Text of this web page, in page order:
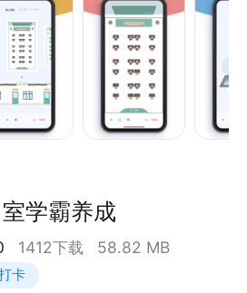
学习不会枯燥
欢的教室自习
室场景更专注
记录并有统计
心设计不敷衍
理状态。 这个活动可以是静态
可以是感兴趣的，也可以是枯燥
可以是对物的。
力功能。认知活动包括听知觉、
学霸养成
1412下载 58.82 MB
卡